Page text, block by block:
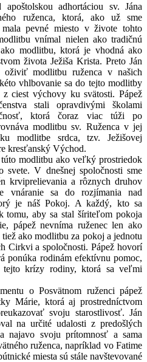
adhortáciou sv. Jána
ruženca, ktorá, ako už sme
pevné miesto v živote tohto
vnímal nielen ako tradičnú
modlitbu, ktorá je vhodná ako
života Ježiša Krista. Preto Ján
modlitbu ruženca v našich
vhlbovanie sa do tejto modlitby
ciest výchovy ku svätosti. Pápež
stali opravdivými školami
ktorá čoraz viac túži po
modlitbu sv. Ruženca v jej
modlitbe srdca, tzv. Ježišovej
kresťanský Východ.
modlitbu ako veľký prostriedok
V dnešnej spoločnosti sme
krviprelievania a rôznych druhov
vnáranie sa do rozjímania nad
je náš Pokoj. A každý, kto sa
tomu, aby sa stal šíriteľom pokoja
pápež nevníma ruženec len ako
ako modlitbu za pokoj a jednotu
Cirkvi a spoločnosti. Pápež hovorí
ponúka rodinám efektívnu pomoc,
tejto krízy rodiny, ktorá sa veľmi
o Posvätnom ruženci pápež
Márie, ktorá aj prostredníctvom
svoju starostlivosť. Ján
na určité udalosti z predošlých
najavo svoju prítomnosť a sama
ruženca, napríklad vo Fatime
miesta sú stále navštevované